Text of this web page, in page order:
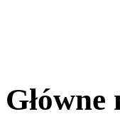
Główne